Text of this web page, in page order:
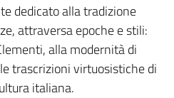
dedicato alla tradizione
attraversa epoche e stili:
alla modernità di
trascrizioni virtuosistiche di
italiana.